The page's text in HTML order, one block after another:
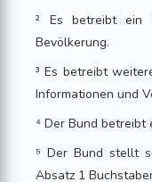
² Es betreibt ein
Bevölkerung.
³ Es betreibt
Informationen und
⁴ Der Bund betreibt
⁵ Der Bund stellt
Absatz 1